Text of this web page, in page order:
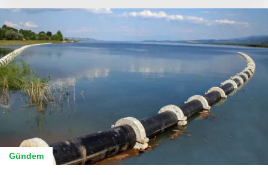
Gündem